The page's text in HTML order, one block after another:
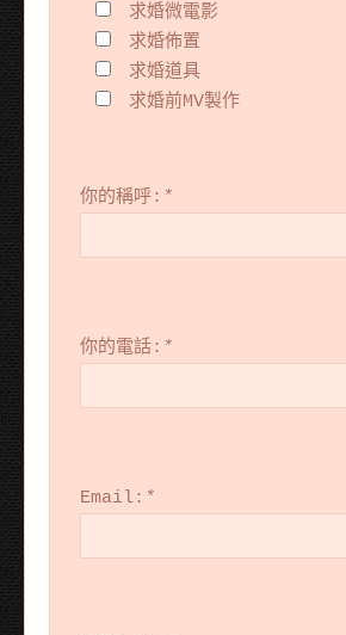
求婚微電影
求婚佈置
求婚道具
求婚前MV製作
你的稱呼: *
你的電話: *
Email: *